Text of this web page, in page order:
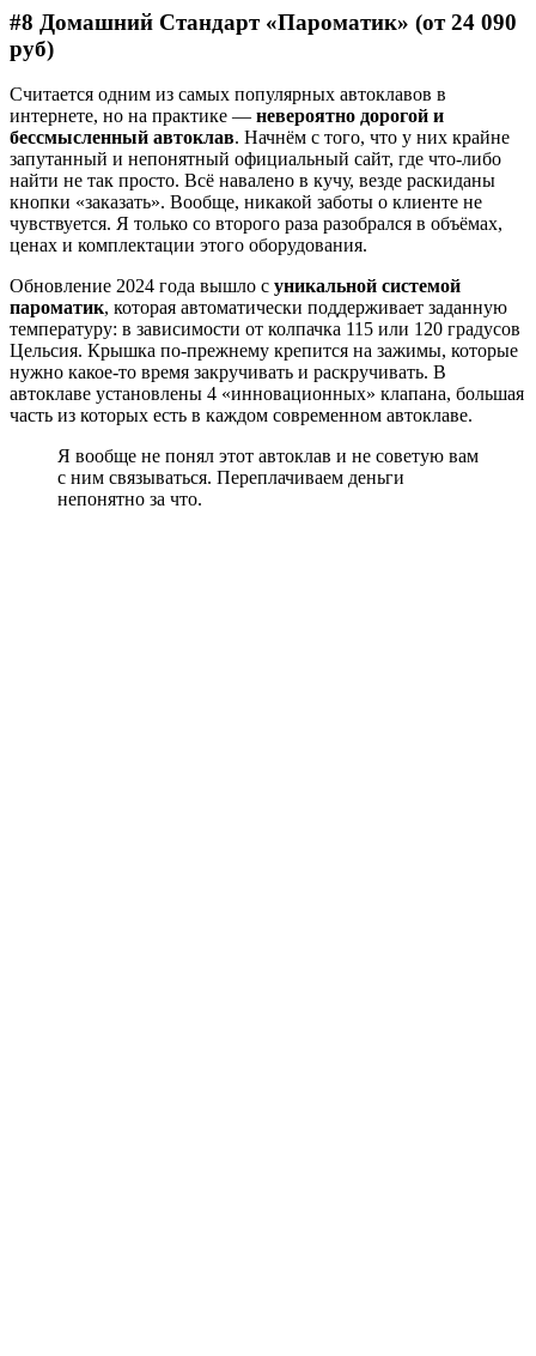
#8 Домашний Стандарт «Пароматик» (от 24 090
руб)
Считается одним из самых популярных автоклавов в
интернете, но на практике — невероятно дорогой и
бессмысленный автоклав. Начнём с того, что у них крайне
запутанный и непонятный официальный сайт, где что-либо
найти не так просто. Всё навалено в кучу, везде раскиданы
кнопки «заказать». Вообще, никакой заботы о клиенте не
чувствуется. Я только со второго раза разобрался в объёмах,
ценах и комплектации этого оборудования.
Обновление 2024 года вышло с уникальной системой
пароматик, которая автоматически поддерживает заданную
температуру: в зависимости от колпачка 115 или 120 градусов
Цельсия. Крышка по-прежнему крепится на зажимы, которые
нужно какое-то время закручивать и раскручивать. В
автоклаве установлены 4 «инновационных» клапана, большая
часть из которых есть в каждом современном автоклаве.
Я вообще не понял этот автоклав и не советую вам
с ним связываться. Переплачиваем деньги
непонятно за что.